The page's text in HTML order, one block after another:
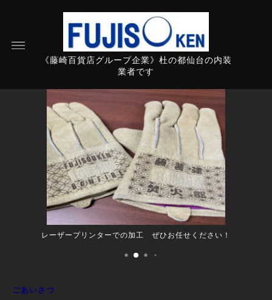
《藤崎百貨店グループ企業》杜の都仙台の内装
業者です
レーザープリンターでの加工 ぜひお任せください！
ごあいさつ